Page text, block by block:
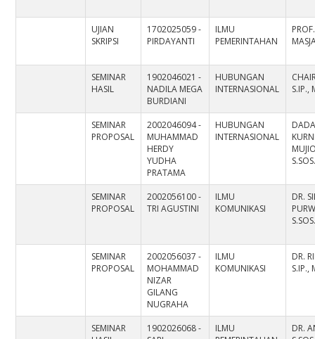
UJIAN
SKRIPSI
1702025059 -
PIRDAYANTI
ILMU
PEMERINTAHAN
SEMINAR
HASIL
1902046021 -
NADILA MEGA
BURDIANI
HUBUNGAN
INTERNASIONAL
S.IP.,
SEMINAR
PROPOSAL
2002046094 -
MUHAMMAD
HERDY
YUDHA
PRATAMA
HUBUNGAN
INTERNASIONAL
SEMINAR
PROPOSAL
2002056100 -
TRI AGUSTINI
ILMU
KOMUNIKASI
DR.
SEMINAR
PROPOSAL
2002056037 -
MOHAMMAD
NIZAR
GILANG
NUGRAHA
ILMU
KOMUNIKASI
DR.
S.IP.,
SEMINAR
1902026068 -
ILMU
DR.